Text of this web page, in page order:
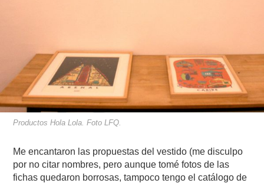
Productos Hola Lola. Foto LFQ.
Me encantaron las propuestas del vestido (me disculpo
por no citar nombres, pero aunque tomé fotos de las
fichas quedaron borrosas, tampoco tengo el catálogo de